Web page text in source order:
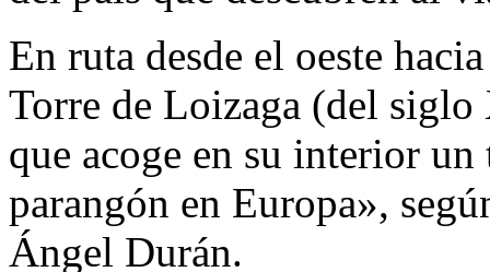
En ruta desde el oeste
Torre de Loizaga (del
que acoge en su interior
parangón en Europa»,
Ángel Durán.